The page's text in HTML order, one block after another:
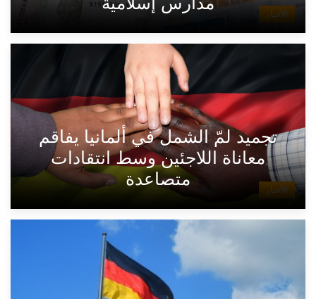
الأخبار
الأخبار
تجميد لمّ الشمل في ألمانيا يفاقم
معاناة اللاجئين وسط انتقادات
متصاعدة